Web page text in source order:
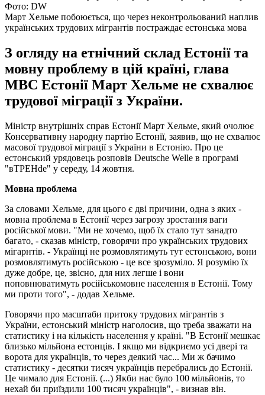
Фото: DW
Март Хельме побоюється, що через неконтрольований наплив
українських трудових мігрантів постраждає естонська мова
З огляду на етнічний склад Естонії та
мовну проблему в цій країні, глава
МВС Естонії Март Хельме не схвалює
трудової міграції з України.
Міністр внутрішніх справ Естонії Март Хельме, який очолює
Консервативну народну партію Естонії, заявив, що не схвалює
масової трудової міграції з України в Естонію. Про це
естонський урядовець розповів Deutsche Welle в програмі
"вТРЕНde" у середу, 14 жовтня.
Мовна проблема
За словами Хельме, для цього є дві причини, одна з яких -
мовна проблема в Естонії через загрозу зростання ваги
російської мови. "Ми не хочемо, щоб їх стало тут занадто
багато, - сказав міністр, говорячи про українських трудових
мігарнтів. - Українці не розмовлятимуть тут естонською, вони
розмовлятимуть російською - це все зрозуміло. Я розумію їх
дуже добре, це, звісно, для них легше і вони
поповнюватимуть російськомовне населення в Естонії. Тому
ми проти того", - додав Хельме.
Говорячи про масштаби притоку трудових мігрантів з
України, естонський міністр наголосив, що треба зважати на
статистику і на кількість населення у країні. "В Естонії мешкає
близько мільйона естонців. І якщо ми відкриємо усі двері та
ворота для українців, то через деякий час... Ми ж бачимо
статистику - десятки тисяч українців перебрались до Естонії.
Це чимало для Естонії. (...) Якби нас було 100 мільйонів, то
нехай би приїздили 100 тисяч українців", - визнав він.